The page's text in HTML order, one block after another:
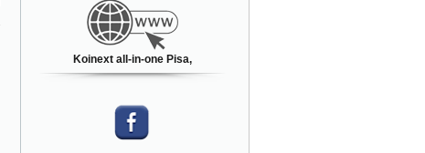
Koinext all-in-one Pisa,